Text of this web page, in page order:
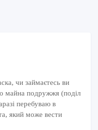
чи займаєтесь ви
майна подружжя (поділ
перебуваю в
який може вести